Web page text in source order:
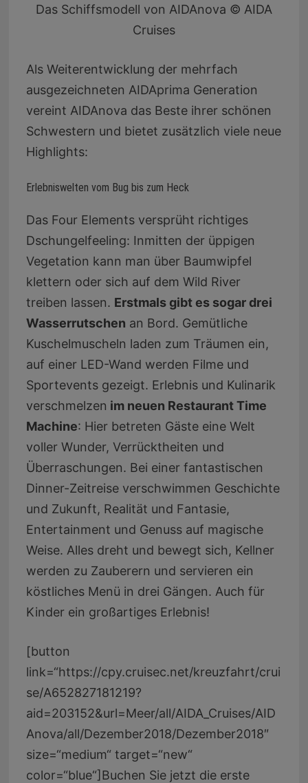
Das Schiffsmodell von AIDAnova © AIDA
Cruises
Als Weiterentwicklung der mehrfach
ausgezeichneten AIDAprima Generation
vereint AIDAnova das Beste ihrer schönen
Schwestern und bietet zusätzlich viele neue
Highlights:
Erlebniswelten vom Bug bis zum Heck
Das Four Elements versprüht richtiges
Dschungelfeeling: Inmitten der üppigen
Vegetation kann man über Baumwipfel
klettern oder sich auf dem Wild River
treiben lassen. Erstmals gibt es sogar drei
Wasserrutschen an Bord. Gemütliche
Kuschelmuscheln laden zum Träumen ein,
auf einer LED-Wand werden Filme und
Sportevents gezeigt. Erlebnis und Kulinarik
verschmelzen im neuen Restaurant Time
Machine: Hier betreten Gäste eine Welt
voller Wunder, Verrücktheiten und
Überraschungen. Bei einer fantastischen
Dinner-Zeitreise verschwimmen Geschichte
und Zukunft, Realität und Fantasie,
Entertainment und Genuss auf magische
Weise. Alles dreht und bewegt sich, Kellner
werden zu Zauberern und servieren ein
köstliches Menü in drei Gängen. Auch für
Kinder ein großartiges Erlebnis!
[button
link=“https://cpy.cruisec.net/kreuzfahrt/crui
se/A652827181219?
aid=203152&url=Meer/all/AIDA_Cruises/AID
Anova/all/Dezember2018/Dezember2018″
size=“medium“ target=“new“
color=“blue“]Buchen Sie jetzt die erste